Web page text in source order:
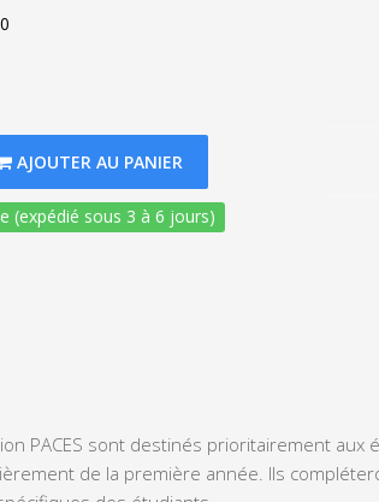
AJOUTER AU PANIER
(expédié sous 3 à 6 jours)
PACES sont destinés prioritairement
de la première année. Ils